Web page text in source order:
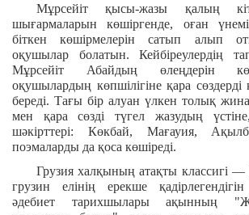
Мұрсейіт қысы-жазы қалың
шығармаларын көшіргенде, оған
біткен көшірмелерін сатып алып
оқушылар болатын. Кейбіреулердің
Мұрсейіт Абайдың өлеңдерін
оқушылардың көпшілігіне қара сөздерді
береді. Тағы бір алуан үлкен толық
мен қара сөзді түгел жазудың
шәкірттері: Көкбай, Мағауия,
поэмаларды да қоса көшіреді.
Грузия халқының атақты классигі —
грузин елінің ерекше
әдебиет тарихшылары ақынның